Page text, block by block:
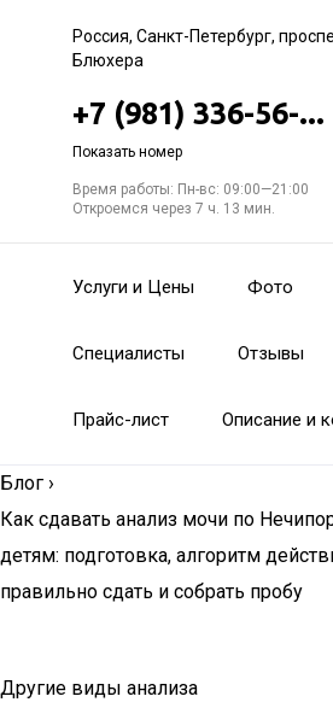
Россия, Санкт-Петербург,
Блюхера
+7 (981) 336-56-...
Показать номер
Время работы: Пн-вс: 09:00—21:00
Откроемся через 7 ч. 13 мин.
Услуги и Цены Фото
Специалисты Отзывы
Прайс-лист Описание и
Блог ›
Как сдавать анализ мочи по
детям: подготовка, алгоритм
правильно сдать и собрать пробу
Другие виды анализа